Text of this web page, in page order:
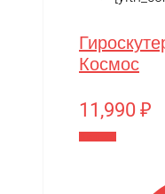
Космос
11,990 ₽